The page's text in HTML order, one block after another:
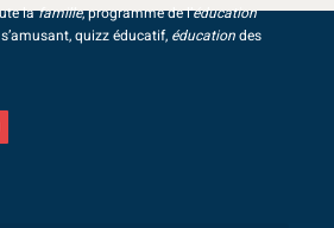
lafamille, programme de l’éducation
quizz éducatif, éducationdes